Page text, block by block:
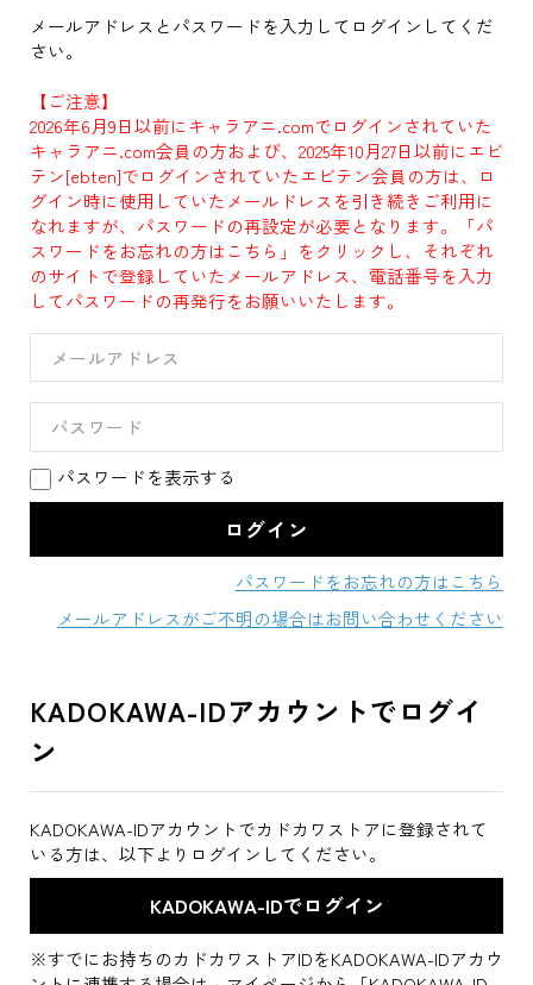
メールアドレスとパスワードを入力してログインしてくだ
さい。
【ご注意】
2026年6月9日以前にキャラアニ.comでログインされていた
キャラアニ.com会員の方および、2025年10月27日以前にエビ
テン[ebten]でログインされていたエビテン会員の方は、ロ
グイン時に使用していたメールドレスを引き続きご利用に
なれますが、パスワードの再設定が必要となります。「パ
スワードをお忘れの方はこちら」をクリックし、それぞれ
のサイトで登録していたメールアドレス、電話番号を入力
してパスワードの再発行をお願いいたします。
パスワードを表示する
パスワードをお忘れの方はこちら
メールアドレスがご不明の場合はお問い合わせください
KADOKAWA-IDアカウントでログイ
ン
KADOKAWA-IDアカウントでカドカワストアに登録されて
いる方は、以下よりログインしてください。
※すでにお持ちのカドカワストアIDをKADOKAWA-IDアカウ